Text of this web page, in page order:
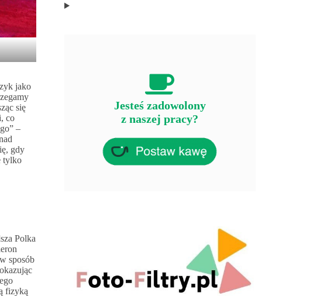
jako
się
co
–
gdy
tylko
Polka
sposób
fizyką
Jesteś zadowolony
z naszej pracy?